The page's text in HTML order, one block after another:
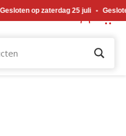
zaterdag 25 juli • Gesloten op